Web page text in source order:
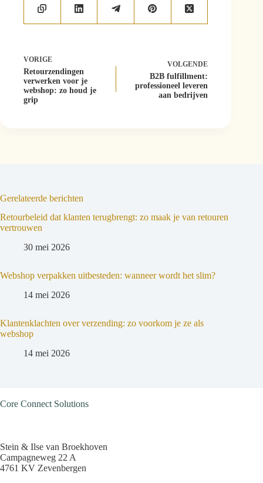
VORIGE
Retourzendingen
verwerken voor je
webshop: zo houd je
grip
VOLGENDE
B2B fulfillment:
professioneel leveren
aan bedrijven
Gerelateerde berichten
Retourbeleid dat klanten terugbrengt: zo maak je van retouren
vertrouwen
30 mei 2026
Webshop verpakken uitbesteden: wanneer wordt het slim?
14 mei 2026
Klantenklachten over verzending: zo voorkom je ze als
webshop
14 mei 2026
Core Connect Solutions
Stein & Ilse van Broekhoven
Campagneweg 22 A
4761 KV Zevenbergen